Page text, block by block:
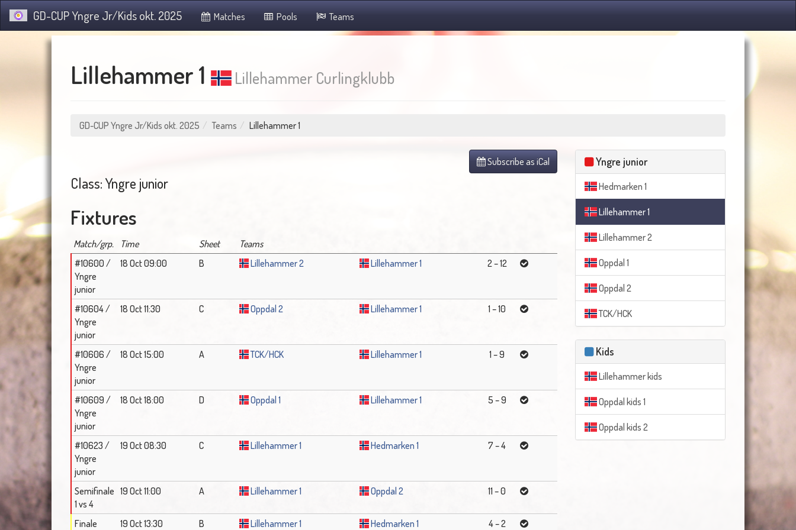
GD-CUP Yngre Jr/Kids okt. 2025 Matches Pools Teams
Lillehammer 1 Lillehammer Curlingklubb
GD-CUP Yngre Jr/Kids okt. 2025 Teams Lillehammer 1
Subscribe as iCal
Class: Yngre junior
Fixtures
Match/grp. Time Sheet
Teams
#10600 /
Yngre
junior
18 Oct 09:00 B Lillehammer 2 Lillehammer 1 2 – 12
#10604 /
Yngre
junior
18 Oct 11:30 C Oppdal 2 Lillehammer 1 1 – 10
#10606 /
Yngre
junior
18 Oct 15:00 A TCK/HCK Lillehammer 1 1 – 9
#10609 /
Yngre
junior
18 Oct 18:00 D Oppdal 1 Lillehammer 1 5 – 9
#10623 /
Yngre
junior
19 Oct 08:30 C Lillehammer 1 Hedmarken 1 7 – 4
Semifinale
1 vs 4
19 Oct 11:00 A Lillehammer 1 Oppdal 2 11 – 0
Finale 19 Oct 13:30 B Lillehammer 1 Hedmarken 1 4 – 2
Yngre junior
Hedmarken 1
Lillehammer 1
Lillehammer 2
Oppdal 1
Oppdal 2
TCK/HCK
Kids
Lillehammer kids
Oppdal kids 1
Oppdal kids 2